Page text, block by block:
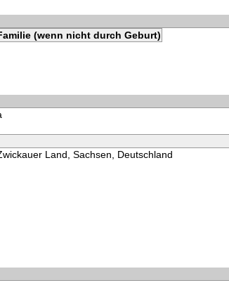
(wenn nicht durch Geburt)
Land, Sachsen, Deutschland